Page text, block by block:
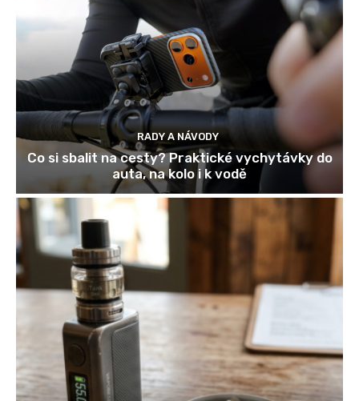
RADY A NÁVODY
Co si sbalit na cesty? Praktické vychytávky do
auta, na kolo i k vodě